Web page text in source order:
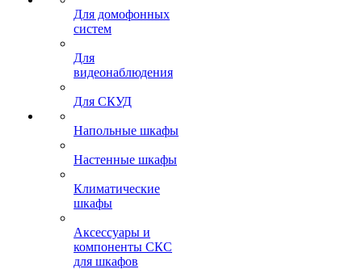
Для домофонных
систем
Для
видеонаблюдения
Для СКУД
Напольные шкафы
Настенные шкафы
Климатические
шкафы
Аксессуары и
компоненты СКС
для шкафов